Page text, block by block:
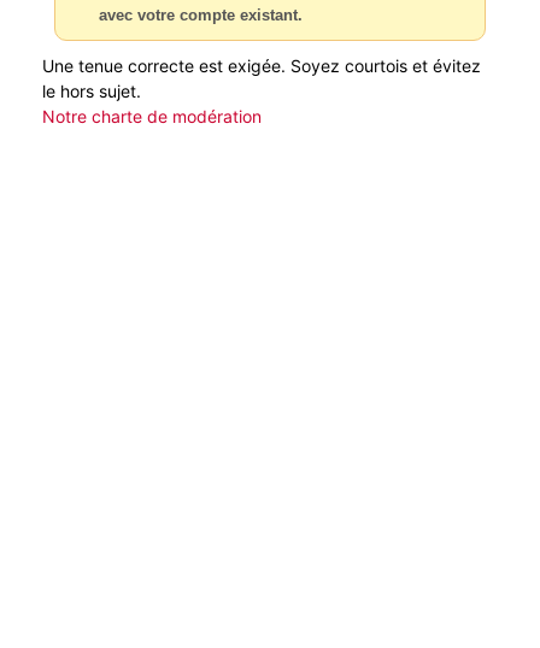
avec votre compte existant.
Une tenue correcte est exigée. Soyez courtois et évitez
le hors sujet.
Notre charte de modération